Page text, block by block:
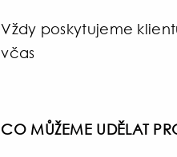
Vždy poskytujeme
včas
CO MŮŽEME UDĚLAT